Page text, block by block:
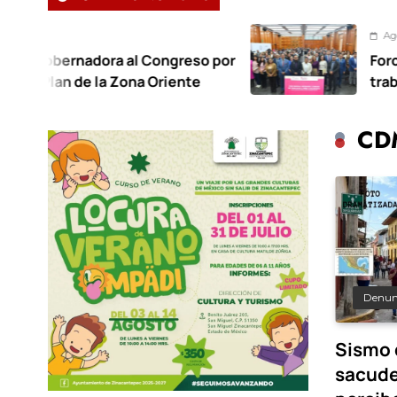
Congreso por
Oriente
Agosto 6, 2026
Foro regional exige
trabajo infantil en
Sismo